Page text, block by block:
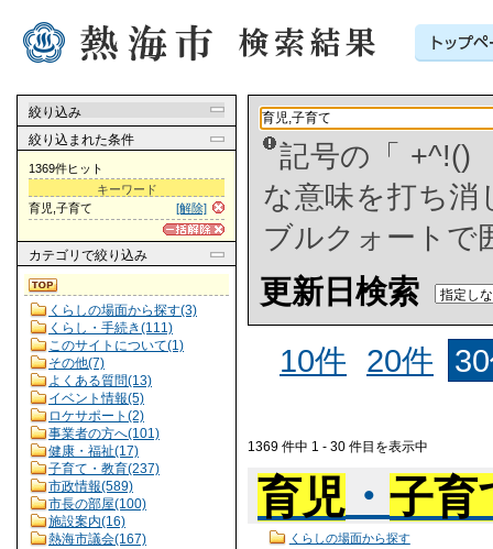
絞り込み
絞り込まれた条件
1369件ヒット
キーワード
[解除]
育児,子育て
カテゴリ で絞り込み
くらしの場面から探す(3)
くらし・手続き(111)
このサイトについて(1)
その他(7)
よくある質問(13)
イベント情報(5)
ロケサポート(2)
事業者の方へ(101)
健康・福祉(17)
子育て・教育(237)
市政情報(589)
市長の部屋(100)
施設案内(16)
熱海市議会(167)
記号の「 +^!()
な意味を打ち
ブルクォートで
更新日検索
10件
20件
1369 件中 1 - 30 件目を表示中
育児 ・ 子育
くらしの場面から探す